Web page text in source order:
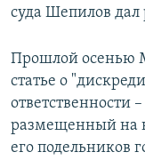
суда Шепилов
Прошлой осенью
статье о
ответственности
размещенный на
его подельников